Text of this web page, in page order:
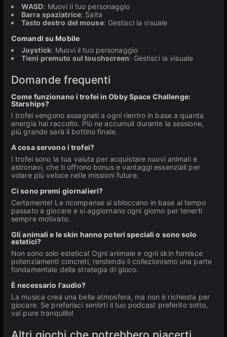
WASD: Muovi il tuo personaggio
Barra spaziatrice: Salta
Tasto destro del mouse: Gestisci la visuale
Comandi su Mobile
Joystick: Muovi il tuo personaggio
Tieni premuto sul touchscreen: Gestisci la visuale
Domande frequenti
Come funzionano i trofei in Obby Space Challenge:
Starships?
I trofei vengono assegnati a ogni rientro in base a quanta
energia hai raccolto. Più ne accumuli durante la sessione,
più grande sarà il bottino finale.
A cosa servono i trofei?
I trofei sono la tua valuta per acquistare nuovi animali e
astronavi, che ti offrono bonus e vantaggi essenziali per
volare più veloce nelle missioni future.
Ci sono premi giornalieri?
Certamente! Le ricompense si sbloccano in base al tempo
passato a giocare e si aggiornano ogni giorno per tenerti
sempre motivato.
Gli animali e le skin hanno poteri speciali o sono solo
estetici?
Non sono solo estetica! Ogni animale e ogni skin fornisce
potenziamenti concreti, rendendo il collezionismo una parte
fondamentale della strategia di gioco.
È necessario l'audio?
La musica crea una bella atmosfera, ma non è richiesta per
giocare. Se preferisci sentirti il tuo podcast preferito sotto,
vai pure tranquillo!